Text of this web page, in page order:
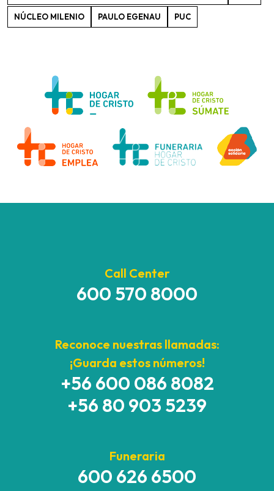
NÚCLEO MILENIO PAULO EGENAU PUC
Call Center
600 570 8000
Reconoce nuestras llamadas:
¡Guarda estos números!
+56 600 086 8082
+56 80 903 5239
Funeraria
600 626 6500